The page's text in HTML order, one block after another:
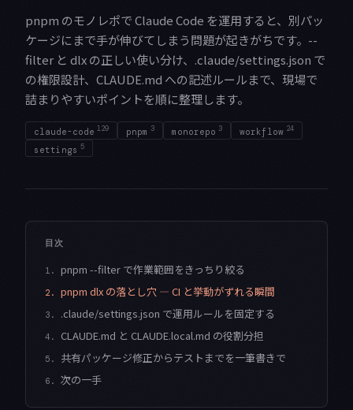
pnpm のモノレポで Claude Code を運用すると、別パッ
ケージにまで手が伸びてしまう問題が起きがちです。--
filter と dlx の正しい使い分け、.claude/settings.json で
の権限設計、CLAUDE.md への記述ルールまで、現場で
詰まりやすいポイントを順に整理します。
claude-code 129 pnpm 3 monorepo 3 workflow 24
settings 5
目次
1. pnpm --filter で作業範囲をきっちり絞る
2. pnpm dlx の落とし穴 — CI と挙動がずれる瞬間
3. .claude/settings.json で運用ルールを固定する
4. CLAUDE.md と CLAUDE.local.md の役割分担
5. 共有パッケージ修正からテストまでを一筆書きで
6. 次の一手